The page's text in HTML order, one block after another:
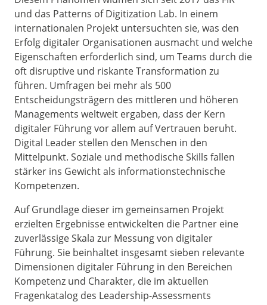
und das Patterns of Digitization Lab. In einem
internationalen Projekt untersuchten sie, was den
Erfolg digitaler Organisationen ausmacht und welche
Eigenschaften erforderlich sind, um Teams durch die
oft disruptive und riskante Transformation zu
führen. Umfragen bei mehr als 500
Entscheidungsträgern des mittleren und höheren
Managements weltweit ergaben, dass der Kern
digitaler Führung vor allem auf Vertrauen beruht.
Digital Leader stellen den Menschen in den
Mittelpunkt. Soziale und methodische Skills fallen
stärker ins Gewicht als informationstechnische
Kompetenzen.
Auf Grundlage dieser im gemeinsamen Projekt
erzielten Ergebnisse entwickelten die Partner eine
zuverlässige Skala zur Messung von digitaler
Führung. Sie beinhaltet insgesamt sieben relevante
Dimensionen digitaler Führung in den Bereichen
Kompetenz und Charakter, die im aktuellen
Fragenkatalog des Leadership-Assessments